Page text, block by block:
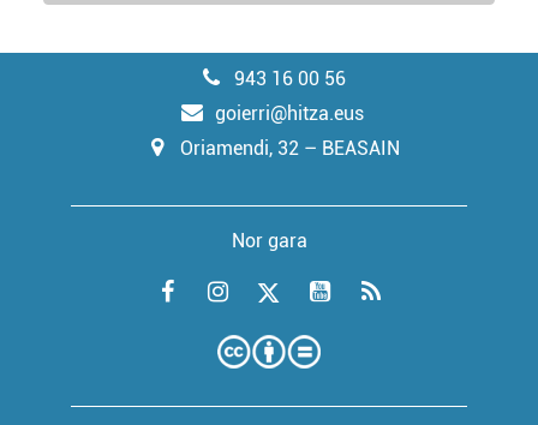
943 16 00 56
goierri@hitza.eus
Oriamendi, 32 – BEASAIN
Nor gara